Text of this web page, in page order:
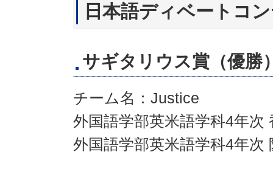
日本語ディベートコ
サギタリウス賞（優勝
チーム名：Justice
外国語学部英米語学科4年次
外国語学部英米語